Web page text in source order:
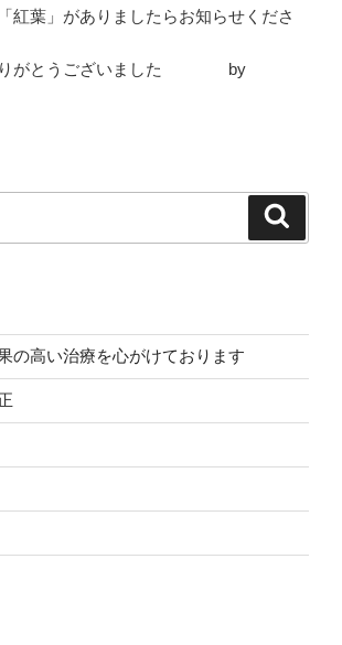
紅葉」がありましたらお知らせくださ
りがとうございました by
の高い治療を心がけております